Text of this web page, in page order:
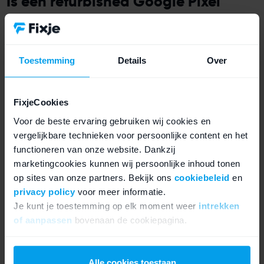
Toestemming Details Over
FixjeCookies
Voor de beste ervaring gebruiken wij cookies en
vergelijkbare technieken voor persoonlijke content en het
functioneren van onze website. Dankzij
marketingcookies kunnen wij persoonlijke inhoud tonen
op sites van onze partners. Bekijk ons cookiebeleid en
privacy policyvoor meer informatie.
Je kunt je toestemming op elk moment weer intrekken
of aanpassen bovenaan de cookiepagina.
We werken samen met21 derdendie uw gegevens
betrouwbaar?
toestellen worden op 50 verschillende punten
gerepareerd. Zo is de Google Pixel weer zo goed als
nieuw.
Een refurbished Google Pixel wordt door professionals
beoordeeld en krijgt een passende grade. Bij het kopen
van een refurbished Pixel kun je uit drie verschillende
klassen kiezen.
Onze refurbished gradaties: